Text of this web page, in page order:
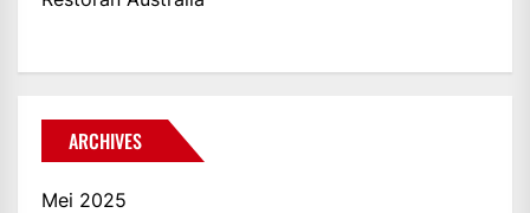
ARCHIVES
Mei 2025